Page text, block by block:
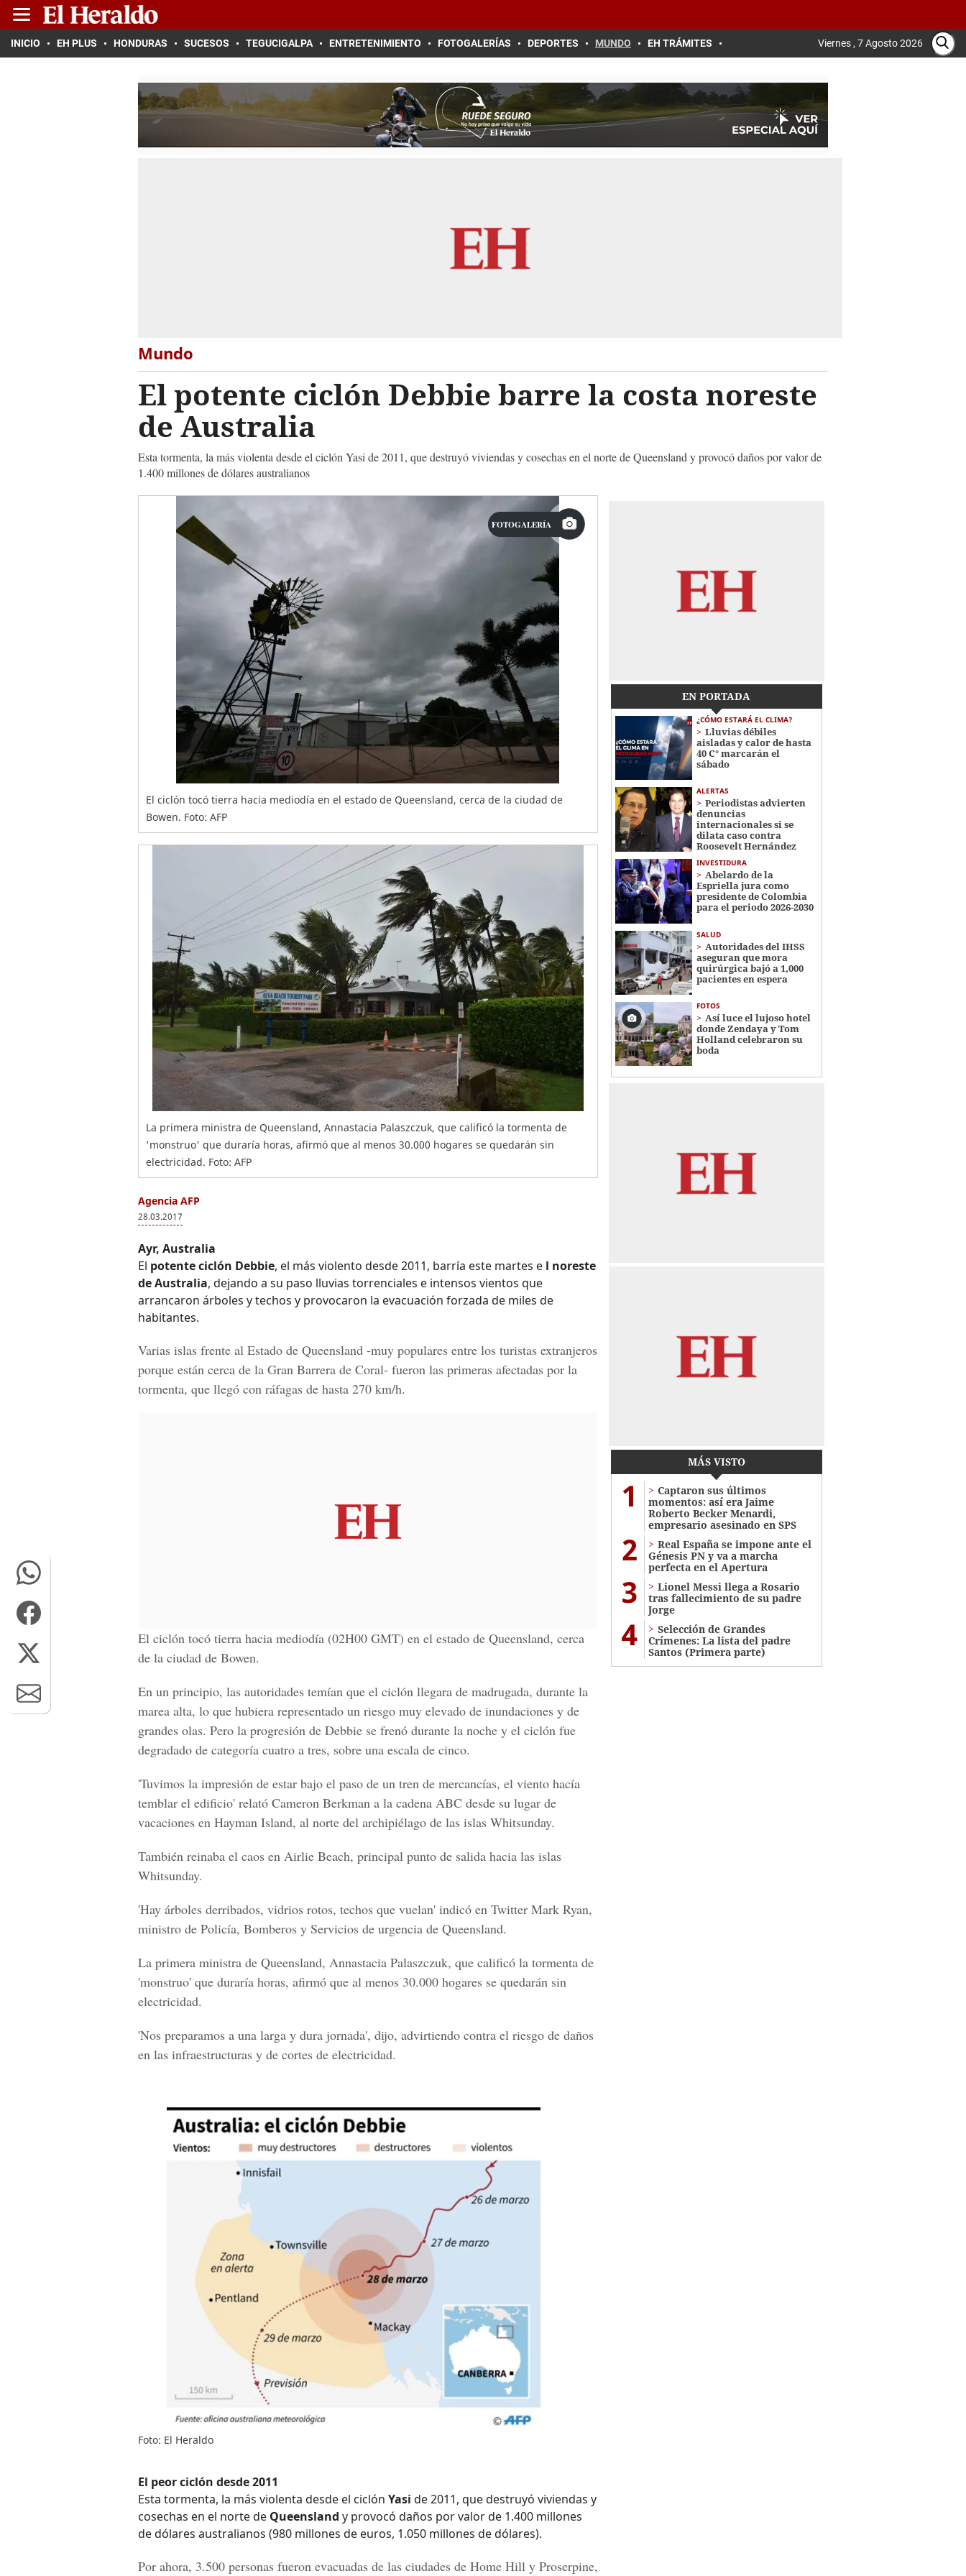
INICIO EH PLUS HONDURAS SUCESOS TEGUCIGALPA ENTRETENIMIENTO FOTOGALERÍAS DEPORTES MUNDO EH TRÁMITES Viernes , 7 Agosto 2026
Mundo
El potente ciclón Debbie barre la costa noreste
de Australia
Esta tormenta, la más violenta desde el ciclón Yasi de 2011, que destruyó viviendas y cosechas en el norte de Queensland y provocó daños por valor de
1.400 millones de dólares australianos
FOTOGALERÍA
El ciclón tocó tierra hacia mediodía en el estado de Queensland, cerca de la ciudad de
Bowen. Foto: AFP
La primera ministra de Queensland, Annastacia Palaszczuk, que calificó la tormenta de
'monstruo' que duraría horas, afirmó que al menos 30.000 hogares se quedarán sin
electricidad. Foto: AFP
Agencia AFP
28.03.2017
Ayr, Australia
El potente ciclón Debbie, el más violento desde 2011, barría este martes e l noreste
de Australia, dejando a su paso lluvias torrenciales e intensos vientos que
arrancaron árboles y techos y provocaron la evacuación forzada de miles de
habitantes.
Varias islas frente al Estado de Queensland -muy populares entre los turistas extranjeros
porque están cerca de la Gran Barrera de Coral- fueron las primeras afectadas por la
tormenta, que llegó con ráfagas de hasta 270 km/h.
El ciclón tocó tierra hacia mediodía (02H00 GMT) en el estado de Queensland, cerca
de la ciudad de Bowen.
En un principio, las autoridades temían que el ciclón llegara de madrugada, durante la
marea alta, lo que hubiera representado un riesgo muy elevado de inundaciones y de
grandes olas. Pero la progresión de Debbie se frenó durante la noche y el ciclón fue
degradado de categoría cuatro a tres, sobre una escala de cinco.
'Tuvimos la impresión de estar bajo el paso de un tren de mercancías, el viento hacía
temblar el edificio' relató Cameron Berkman a la cadena ABC desde su lugar de
vacaciones en Hayman Island, al norte del archipiélago de las islas Whitsunday.
También reinaba el caos en Airlie Beach, principal punto de salida hacia las islas
Whitsunday.
'Hay árboles derribados, vidrios rotos, techos que vuelan' indicó en Twitter Mark Ryan,
ministro de Policía, Bomberos y Servicios de urgencia de Queensland.
La primera ministra de Queensland, Annastacia Palaszczuk, que calificó la tormenta de
'monstruo' que duraría horas, afirmó que al menos 30.000 hogares se quedarán sin
electricidad.
'Nos preparamos a una larga y dura jornada', dijo, advirtiendo contra el riesgo de daños
en las infraestructuras y de cortes de electricidad.
Foto: El Heraldo
El peor ciclón desde 2011
Esta tormenta, la más violenta desde el ciclón Yasi de 2011, que destruyó viviendas y
cosechas en el norte de Queensland y provocó daños por valor de 1.400 millones
de dólares australianos (980 millones de euros, 1.050 millones de dólares).
Por ahora, 3.500 personas fueron evacuadas de las ciudades de Home Hill y Proserpine,
EN PORTADA
¿CÓMO ESTARÁ EL CLIMA?
Lluvias débiles
aisladas y calor de hasta
40 C° marcarán el
sábado
ALERTAS
Periodistas advierten
denuncias
internacionales si se
dilata caso contra
Roosevelt Hernández
INVESTIDURA
Abelardo de la
Espriella jura como
presidente de Colombia
para el periodo 2026-2030
SALUD
Autoridades del IHSS
aseguran que mora
quirúrgica bajó a 1,000
pacientes en espera
FOTOS
Así luce el lujoso hotel
donde Zendaya y Tom
Holland celebraron su
boda
MÁS VISTO
1
Captaron sus últimos
momentos: así era Jaime
Roberto Becker Menardi​​​,
empresario asesinado en SPS
2
Real España se impone ante el
Génesis PN y va a marcha
perfecta en el Apertura
3
Lionel Messi llega a Rosario
tras fallecimiento de su padre
Jorge
4
Selección de Grandes
Crímenes: La lista del padre
Santos (Primera parte)